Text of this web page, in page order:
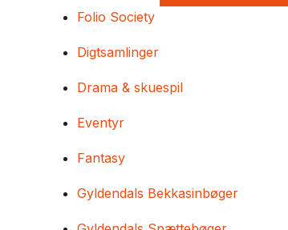
Folio Society
Digtsamlinger
Drama & skuespil
Eventyr
Fantasy
Gyldendals Bekkasinbøger